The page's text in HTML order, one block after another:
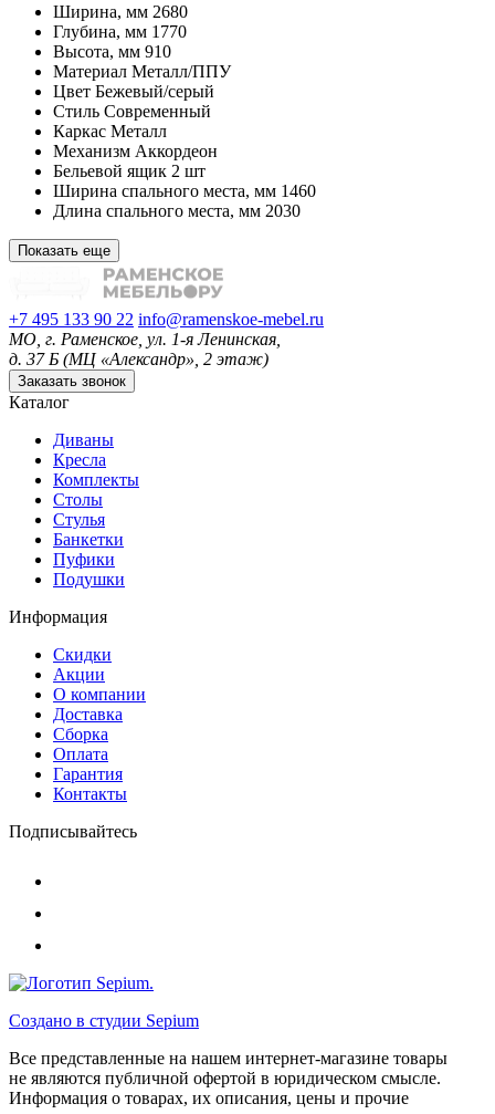
Ширина, мм 2680
Глубина, мм 1770
Высота, мм 910
Материал Металл/ППУ
Цвет Бежевый/серый
Стиль Современный
Каркас Металл
Механизм Аккордеон
Бельевой ящик 2 шт
Ширина спального места, мм 1460
Длина спального места, мм 2030
Показать еще
+7 495 133 90 22 info@ramenskoe-mebel.ru
МО, г. Раменское, ул. 1-я Ленинская,
д. 37 Б (МЦ «Александр», 2 этаж)
Заказать звонок
Каталог
Диваны
Кресла
Комплекты
Столы
Стулья
Банкетки
Пуфики
Подушки
Информация
Скидки
Акции
О компании
Доставка
Сборка
Оплата
Гарантия
Контакты
Подписывайтесь
Создано в студии Sepium
Все представленные на нашем интернет-магазине товары
не являются публичной офертой в юридическом смысле.
Информация о товарах, их описания, цены и прочие